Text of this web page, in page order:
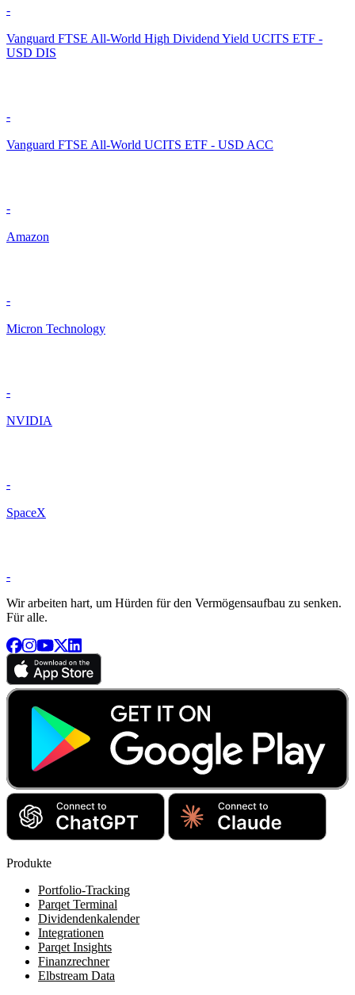
-
Vanguard FTSE All-World High Dividend Yield UCITS ETF -
USD DIS
-
Vanguard FTSE All-World UCITS ETF - USD ACC
-
Amazon
-
Micron Technology
-
NVIDIA
-
SpaceX
-
Wir arbeiten hart, um Hürden für den Vermögensaufbau zu senken.
Für alle.
Produkte
Portfolio-Tracking
Parqet Terminal
Dividendenkalender
Integrationen
Parqet Insights
Finanzrechner
Elbstream Data